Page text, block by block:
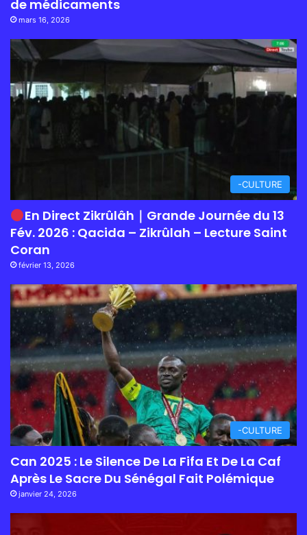
de médicaments
mars 16, 2026
-CULTURE
En Direct Zikrûlâh｜Grande Journée du 13
Fév. 2026 : Qacida – Zikrûlah – Lecture Saint
Coran
février 13, 2026
-CULTURE
Can 2025 : Le Silence De La Fifa Et De La Caf
Après Le Sacre Du Sénégal Fait Polémique
janvier 24, 2026